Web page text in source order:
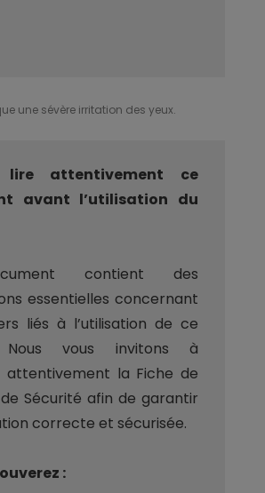
une sévère irritation des yeux.
lire attentivement ce
avant l’utilisation du
contient des
essentielles concernant
liés à l’utilisation de ce
Nous vous invitons à
attentivement la Fiche de
Sécurité afin de garantir
correcte et sécurisée.
: